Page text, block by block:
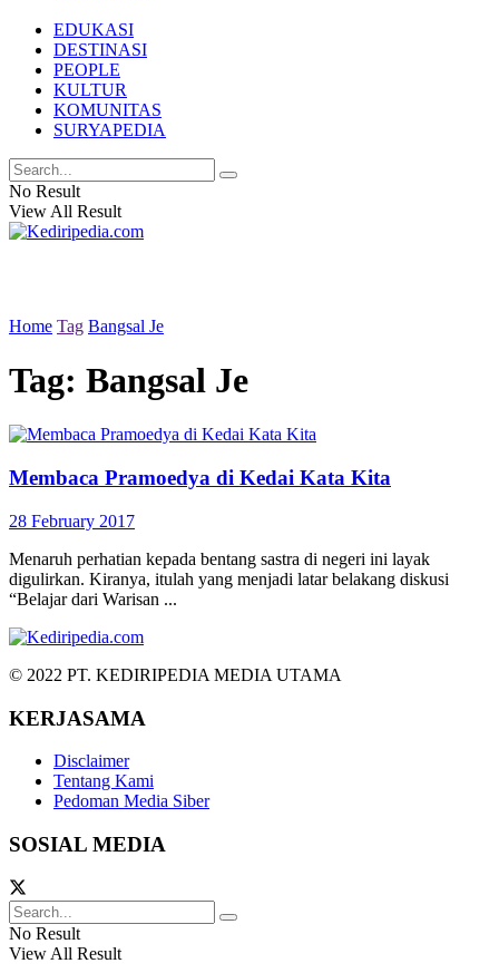
EDUKASI
DESTINASI
PEOPLE
KULTUR
KOMUNITAS
SURYAPEDIA
No Result
View All Result
Home Tag Bangsal Je
Tag: Bangsal Je
Membaca Pramoedya di Kedai Kata Kita
28 February 2017
Menaruh perhatian kepada bentang sastra di negeri ini layak
digulirkan. Kiranya, itulah yang menjadi latar belakang diskusi
“Belajar dari Warisan ...
© 2022 PT. KEDIRIPEDIA MEDIA UTAMA
KERJASAMA
Disclaimer
Tentang Kami
Pedoman Media Siber
SOSIAL MEDIA
No Result
View All Result